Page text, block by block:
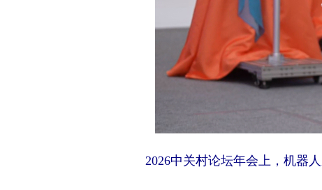
2026中关村论坛年会上，机器